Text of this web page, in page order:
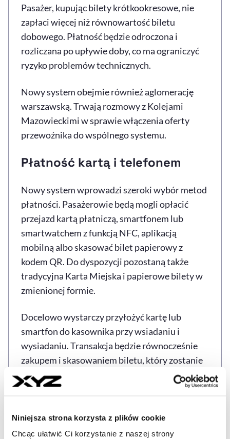
Niniejsza strona korzysta z plików cookie
Chcąc ułatwić Ci korzystanie z naszej strony
Pasażer, kupując bilety krótkookresowe, nie
zapłaci więcej niż równowartość biletu
dobowego. Płatność będzie odroczona i
rozliczana po upływie doby, co ma ograniczyć
ryzyko problemów technicznych.
Nowy system obejmie również aglomerację
warszawską. Trwają rozmowy z Kolejami
Mazowieckimi w sprawie włączenia oferty
przewoźnika do wspólnego systemu.
Płatność kartą i telefonem
Nowy system wprowadzi szeroki wybór metod
płatności. Pasażerowie będą mogli opłacić
przejazd kartą płatniczą, smartfonem lub
smartwatchem z funkcją NFC, aplikacją
mobilną albo skasować bilet papierowy z
kodem QR. Do dyspozycji pozostaną także
tradycyjna Karta Miejska i papierowe bilety w
zmienionej formie.
Docelowo wystarczy przyłożyć kartę lub
smartfon do kasownika przy wsiadaniu i
wysiadaniu. Transakcja będzie równocześnie
zakupem i skasowaniem biletu, który zostanie
przypisany cyfrowo do użytego nośnika.
podróży. Aplikacja mobilna i portal pasażera
zaproponują najkorzystniejszą trasę,